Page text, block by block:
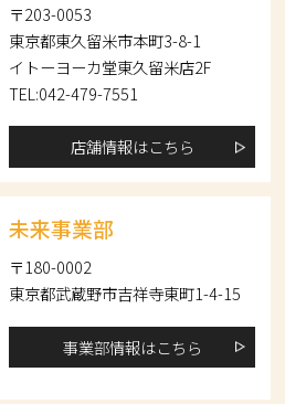
〒203-0053
東京都東久留米市本町3-8-1
イトーヨーカ堂東久留米店2F
TEL:042-479-7551
店舗情報はこちら
未来事業部
〒180-0002
東京都武蔵野市吉祥寺東町1-4-15
事業部情報はこちら